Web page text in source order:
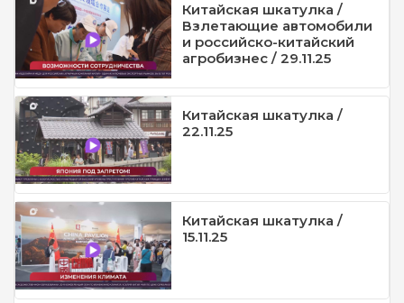
Китайская шкатулка /
Взлетающие автомобили
и российско-китайский
агробизнес / 29.11.25
Китайская шкатулка /
22.11.25
Китайская шкатулка /
15.11.25